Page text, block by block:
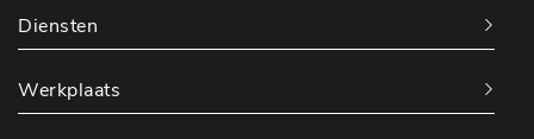
Diensten
Werkplaats